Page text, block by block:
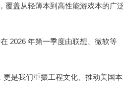
覆盖从轻薄本到高性能游戏本的广
2026 年第一季度由联想、微软等
是我们重振工程文化、推动美国本